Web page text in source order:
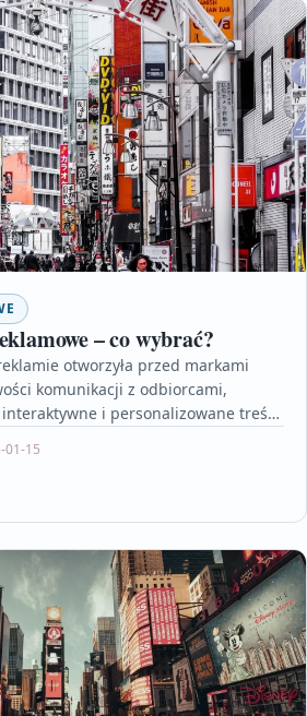
– co wybrać?
otworzyła przed markami
komunikacji z odbiorcami,
i personalizowane treści.
01-15